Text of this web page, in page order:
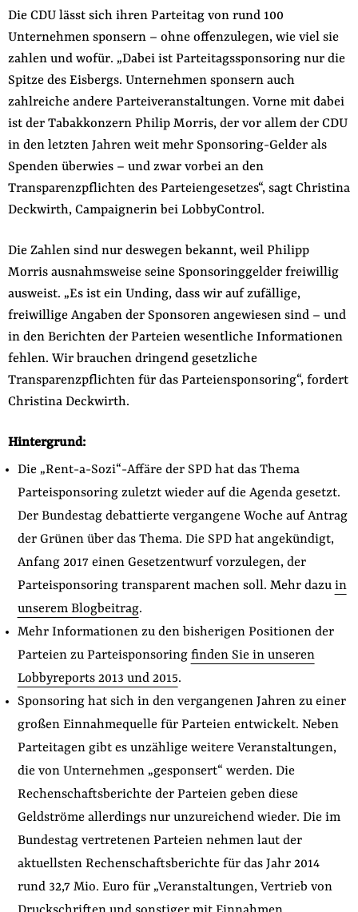
Die CDU lässt sich ihren Parteitag von rund 100
Unternehmen sponsern – ohne offenzulegen, wie viel sie
zahlen und wofür. „Dabei ist Parteitagssponsoring nur die
Spitze des Eisbergs. Unternehmen sponsern auch
zahlreiche andere Parteiveranstaltungen. Vorne mit dabei
ist der Tabakkonzern Philip Morris, der vor allem der CDU
in den letzten Jahren weit mehr Sponsoring-Gelder als
Spenden überwies – und zwar vorbei an den
Transparenzpflichten des Parteiengesetzes“, sagt Christina
Deckwirth, Campaignerin bei LobbyControl.
Die Zahlen sind nur deswegen bekannt, weil Philipp
Morris ausnahmsweise seine Sponsoringgelder freiwillig
ausweist. „Es ist ein Unding, dass wir auf zufällige,
freiwillige Angaben der Sponsoren angewiesen sind – und
in den Berichten der Parteien wesentliche Informationen
fehlen. Wir brauchen dringend gesetzliche
Transparenzpflichten für das Parteiensponsoring“, fordert
Christina Deckwirth.
Hintergrund:
Die „Rent-a-Sozi“-Affäre der SPD hat das Thema
Parteisponsoring zuletzt wieder auf die Agenda gesetzt.
Der Bundestag debattierte vergangene Woche auf Antrag
der Grünen über das Thema. Die SPD hat angekündigt,
Anfang 2017 einen Gesetzentwurf vorzulegen, der
Parteisponsoring transparent machen soll. Mehr dazu in
unserem Blogbeitrag.
Mehr Informationen zu den bisherigen Positionen der
Parteien zu Parteisponsoring finden Sie in unseren
Lobbyreports 2013 und 2015.
Sponsoring hat sich in den vergangenen Jahren zu einer
großen Einnahmequelle für Parteien entwickelt. Neben
Parteitagen gibt es unzählige weitere Veranstaltungen,
die von Unternehmen „gesponsert“ werden. Die
Rechenschaftsberichte der Parteien geben diese
Geldströme allerdings nur unzureichend wieder. Die im
Bundestag vertretenen Parteien nehmen laut der
aktuellsten Rechenschaftsberichte für das Jahr 2014
rund 32,7 Mio. Euro für „Veranstaltungen, Vertrieb von